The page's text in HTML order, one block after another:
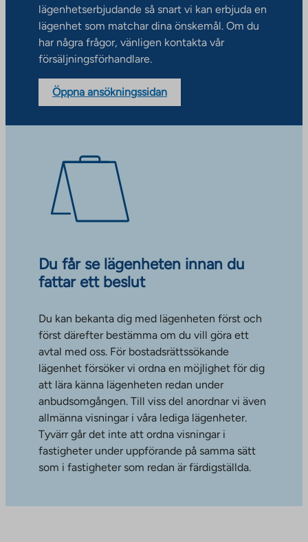
lägenhetserbjudande så snart vi kan erbjuda en
lägenhet som matchar dina önskemål. Om du
har några frågor, vänligen kontakta vår
försäljningsförhandlare.
Öppna ansökningssidan
Du får se lägenheten innan du
fattar ett beslut
Du kan bekanta dig med lägenheten först och
först därefter bestämma om du vill göra ett
avtal med oss. För bostadsrättssökande
lägenhet försöker vi ordna en möjlighet för dig
att lära känna lägenheten redan under
anbudsomgången. Till viss del anordnar vi även
allmänna visningar i våra lediga lägenheter.
Tyvärr går det inte att ordna visningar i
fastigheter under uppförande på samma sätt
som i fastigheter som redan är färdigställda.